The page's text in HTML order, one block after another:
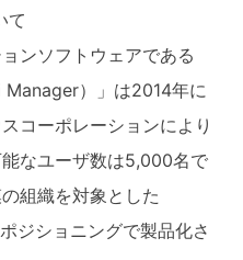
て
ンソフトウェアである
Manager）」は2014年に
コーポレーションにより
なユーザ数は5,000名で
組織を対象とした
ジショニングで製品化さ